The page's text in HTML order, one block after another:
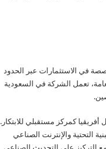
في الاستثمارات عبر الحدود
تعمل الشركة في السعودية
كمركز مستقبلي للابتكار.
التحتية والإنترنت الصناعي